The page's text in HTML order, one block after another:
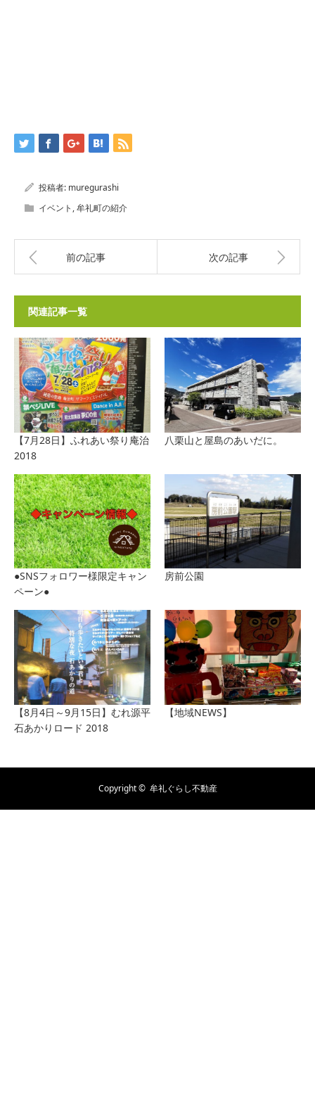
投稿者: muregurashi
イベント ,牟礼町の紹介
前の記事 次の記事
関連記事一覧
【7月28日】ふれあい祭り庵治
2018
八栗山と屋島のあいだに。
●SNSフォロワー様限定キャン
ペーン●
房前公園
【8月4日～9月15日】むれ源平
石あかりロード 2018
【地域NEWS】
Copyright © 牟礼ぐらし不動産